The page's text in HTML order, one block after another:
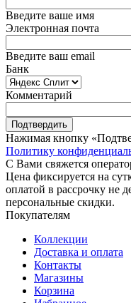
Введите ваше имя
Электронная почта
Введите ваш email
Банк
Комментарий
Подтвердить
Нажимая кнопку
Политику
С Вами свяжется
Цена фиксируется на
оплатой в рассрочку не
персональные скидки.
Покупателям
Коллекции
Доставка и оплата
Контакты
Магазины
Корзина